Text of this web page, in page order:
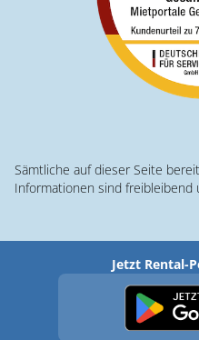
Sämtliche auf dieser Seite
Informationen sind freibleibend
Jetzt Rental-